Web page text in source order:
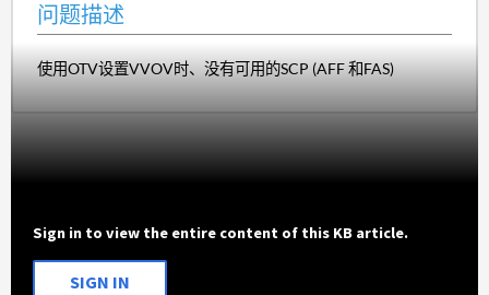
问题描述
使用OTV设置VVOV时、没有可用的SCP (AFF 和FAS)
Sign in to view the entire content of this KB article.
SIGN IN